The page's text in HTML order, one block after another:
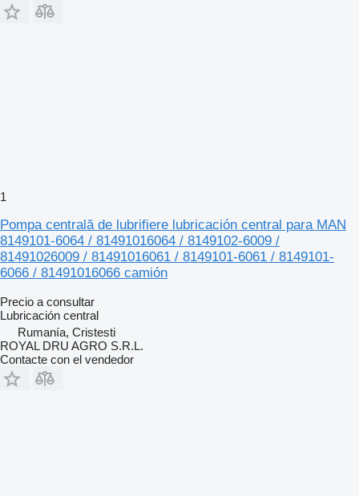
1
Pompa centrală de lubrifiere lubricación central para MAN
8149101-6064 / 81491016064 / 8149102-6009 /
81491026009 / 81491016061 / 8149101-6061 / 8149101-
6066 / 81491016066 camión
Precio a consultar
Lubricación central
Rumanía, Cristesti
ROYAL DRU AGRO S.R.L.
Contacte con el vendedor